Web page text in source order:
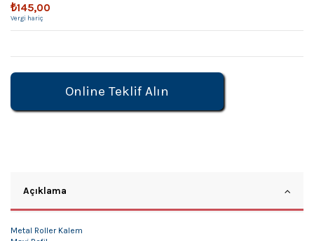
₺145,00
Vergi hariç
Online Teklif Alın
Açıklama
Metal Roller Kalem